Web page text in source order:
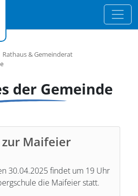
Rathaus & Gemeinderat
der Gemeinde
Maifeier
30.04.2025 findet um 19 Uhr
die Maifeier statt.